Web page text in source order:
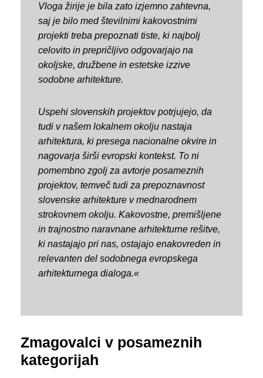
Vloga žirije je bila zato izjemno zahtevna,
saj je bilo med številnimi kakovostnimi
projekti treba prepoznati tiste, ki najbolj
celovito in prepričljivo odgovarjajo na
okoljske, družbene in estetske izzive
sodobne arhitekture.
Uspehi slovenskih projektov potrjujejo, da
tudi v našem lokalnem okolju nastaja
arhitektura, ki presega nacionalne okvire in
nagovarja širši evropski kontekst. To ni
pomembno zgolj za avtorje posameznih
projektov, temveč tudi za prepoznavnost
slovenske arhitekture v mednarodnem
strokovnem okolju. Kakovostne, premišljene
in trajnostno naravnane arhitekturne rešitve,
ki nastajajo pri nas, ostajajo enakovreden in
relevanten del sodobnega evropskega
arhitekturnega dialoga.«
Zmagovalci v posameznih
kategorijah